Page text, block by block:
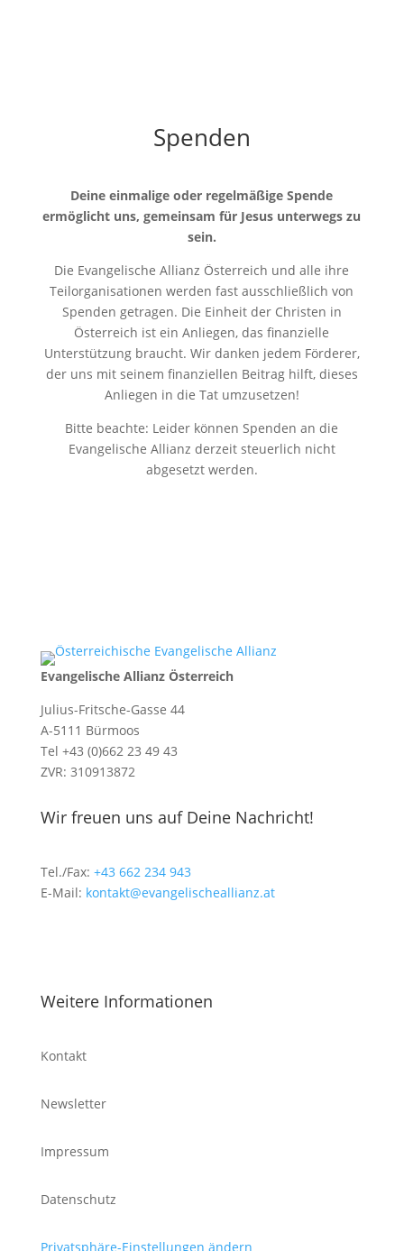
Spenden
Deine einmalige oder regelmäßige Spende
ermöglicht uns, gemeinsam für Jesus unterwegs zu
sein.
Die Evangelische Allianz Österreich und alle ihre
Teilorganisationen werden fast ausschließlich von
Spenden getragen. Die Einheit der Christen in
Österreich ist ein Anliegen, das finanzielle
Unterstützung braucht. Wir danken jedem Förderer,
der uns mit seinem finanziellen Beitrag hilft, dieses
Anliegen in die Tat umzusetzen!
Bitte beachte: Leider können Spenden an die
Evangelische Allianz derzeit steuerlich nicht
abgesetzt werden.
Evangelische Allianz Österreich
Julius-Fritsche-Gasse 44
A-5111 Bürmoos
Tel +43 (0)662 23 49 43
ZVR: 310913872
Wir freuen uns auf Deine Nachricht!
Tel./Fax: +43 662 234 943
E-Mail: kontakt@evangelischeallianz.at
Weitere Informationen
Kontakt
Newsletter
Impressum
Datenschutz
Privatsphäre-Einstellungen ändern